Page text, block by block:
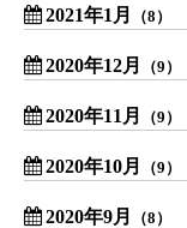
2021年1月 （8）
2020年12月 （9）
2020年11月 （9）
2020年10月 （9）
2020年9月 （8）